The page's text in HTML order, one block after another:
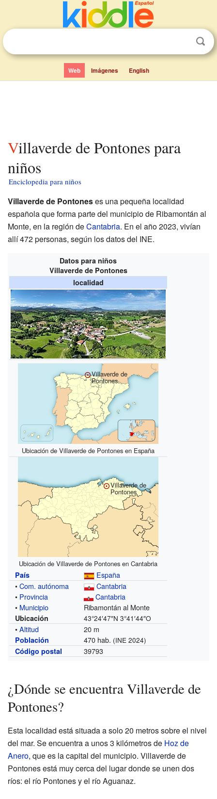
Web Imágenes English
Villaverde de Pontones para
niños
Enciclopedia para niños
Villaverde de Pontoneses una pequeña localidad
española que forma parte del municipio de Ribamontán al
Monte, en la región deCantabria. En el año 2023, vivían
allí 472 personas, según los datos del INE.
Datos para niños
Villaverde de Pontones
localidad
Villaverde de
Pontones
Ubicación de Villaverde de Pontones en España
Villaverde de
Pontones
Ubicación de Villaverde de Pontones en Cantabria
País
España
•Com. autónoma
Cantabria
• Provincia
Cantabria
• Municipio Ribamontán al Monte
Ubicación 43°24′47″N 3°41′44″O
•Altitud 20 m
Población 470 hab. (INE 2024)
Código postal
39793
¿Dónde se encuentra Villaverde de
Pontones?
Esta localidad está situada a solo 20 metros sobre el nivel
del mar. Se encuentra a unos 3 kilómetros de Hoz de
Anero, que es la capital del municipio. Villaverde de
Pontones está muy cerca del lugar donde se unen dos
ríos: el río Pontones y el río Aguanaz.